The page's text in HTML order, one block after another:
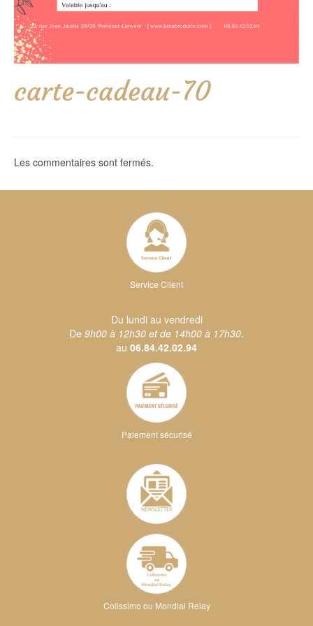
carte-cadeau-70
Les commentaires sont fermés.
Service Client
Du lundi au vendredi
De 9h00 à 12h30 et de 14h00 à 17h30.
au 06.84.42.02.94
Paiement sécurisé
Colissimo ou Mondial Relay